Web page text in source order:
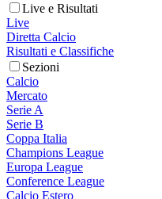
Live e Risultati
Live
Diretta Calcio
Risultati e Classifiche
Sezioni
Calcio
Mercato
Serie A
Serie B
Coppa Italia
Champions League
Europa League
Conference League
Calcio Estero